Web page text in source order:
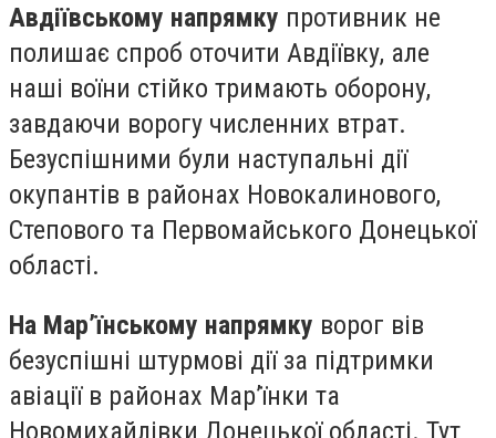
Авдіївському напрямку противник не
полишає спроб оточити Авдіївку, але
наші воїни стійко тримають оборону,
завдаючи ворогу численних втрат.
Безуспішними були наступальні дії
окупантів в районах Новокалинового,
Степового та Первомайського Донецької
області.
На Мар’їнському напрямку ворог вів
безуспішні штурмові дії за підтримки
авіації в районах Мар’їнки та
Новомихайлівки Донецької області. Тут